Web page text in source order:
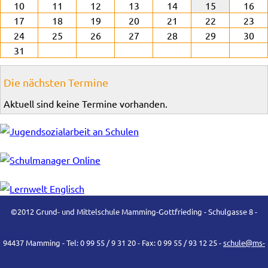
10
11 12 13 14 15
16
17
18 19 20 21 22
23
24
25 26 27 28 29
30
31
Die nächsten Termine
Aktuell sind keine Termine vorhanden.
©2012 Grund- und Mittelschule Mamming-Gottfrieding - Schulgasse 8 -
94437 Mamming - Tel: 0 99 55 / 9 31 20 - Fax: 0 99 55 / 93 12 25 -schule@ms-